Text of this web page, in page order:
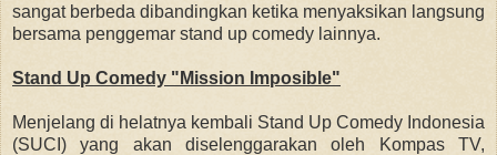
sangat berbeda dibandingkan ketika menyaksikan langsung
bersama penggemar stand up comedy lainnya.
Stand Up Comedy "Mission Imposible"
Menjelang di helatnya kembali Stand Up Comedy Indonesia
(SUCI) yang akan diselenggarakan oleh Kompas TV,